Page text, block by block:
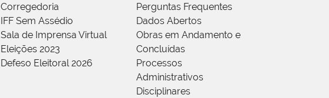
Corregedoria
IFF Sem Assédio
Sala de Imprensa Virtual
Eleições 2023
Defeso Eleitoral 2026
Perguntas Frequentes
Dados Abertos
Obras em Andamento e
Concluídas
Processos
Administrativos
Disciplinares